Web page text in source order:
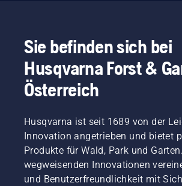
Sie befinden sich bei
Husqvarna Forst &
Österreich
Husqvarna ist seit 1689 von der
Innovation angetrieben und bietet
Produkte für Wald, Park und
wegweisenden Innovationen
und Benutzerfreundlichkeit mit